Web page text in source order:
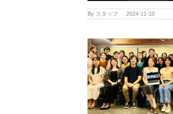
By スタッフ 2024-11-10